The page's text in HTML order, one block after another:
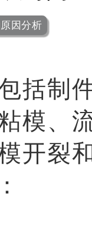
因分析
括制
模、
开裂